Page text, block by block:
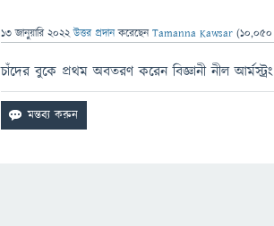
13 জানুয়ারি 2022 উত্তর প্রদান করেছেনTamanna Kawsar (10,050
চাঁদের বুকে প্রথম অবতরণ করেন বিজ্ঞানী নীল